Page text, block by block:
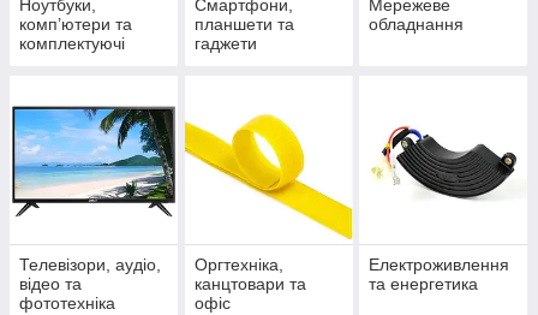
Ноутбуки,
комп’ютери та
комплектуючі
Смартфони,
планшети та
гаджети
Мережеве
обладнання
Телевізори, аудіо,
відео та
фототехніка
Оргтехніка,
канцтовари та
офіс
Електроживлення
та енергетика